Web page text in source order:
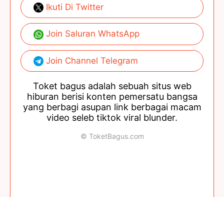
Ikuti Di Twitter
Join Saluran WhatsApp
Join Channel Telegram
Toket bagus adalah sebuah situs web
hiburan berisi konten pemersatu bangsa
yang berbagi asupan link berbagai macam
video seleb tiktok viral blunder.
© ToketBagus.com